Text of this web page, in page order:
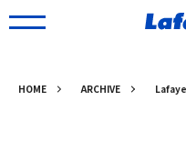
HOME ARCHIVE